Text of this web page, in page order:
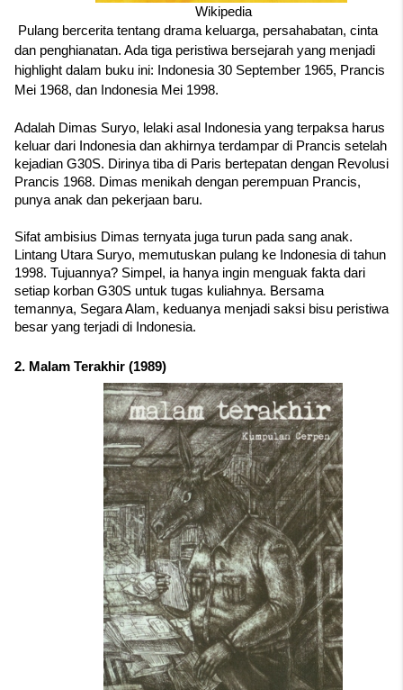
Wikipedia
Pulang bercerita tentang drama keluarga, persahabatan, cinta
dan penghianatan. Ada tiga peristiwa bersejarah yang menjadi
highlight dalam buku ini: Indonesia 30 September 1965, Prancis
Mei 1968, dan Indonesia Mei 1998.
Adalah Dimas Suryo, lelaki asal Indonesia yang terpaksa harus
keluar dari Indonesia dan akhirnya terdampar di Prancis setelah
kejadian G30S. Dirinya tiba di Paris bertepatan dengan Revolusi
Prancis 1968. Dimas menikah dengan perempuan Prancis,
punya anak dan pekerjaan baru.
Sifat ambisius Dimas ternyata juga turun pada sang anak.
Lintang Utara Suryo, memutuskan pulang ke Indonesia di tahun
1998. Tujuannya? Simpel, ia hanya ingin menguak fakta dari
setiap korban G30S untuk tugas kuliahnya. Bersama
temannya, Segara Alam, keduanya menjadi saksi bisu peristiwa
besar yang terjadi di Indonesia.
2. Malam Terakhir (1989)